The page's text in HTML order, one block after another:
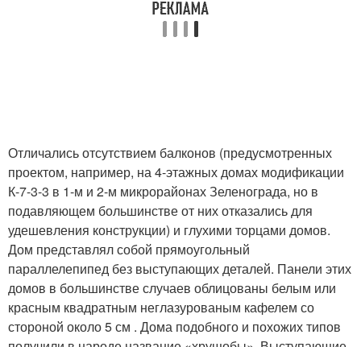
Отличались отсутствием балконов (предусмотренных
проектом, например, на 4-этажных домах модификации
К-7-3-3 в 1-м и 2-м микрорайонах Зеленограда, но в
подавляющем большинстве от них отказались для
удешевления конструкции) и глухими торцами домов.
Дом представлял собой прямоугольный
параллелепипед без выступающих деталей. Панели этих
домов в большинстве случаев облицованы белым или
красным квадратным неглазурованым кафелем со
стороной около 5 см . Дома подобного и похожих типов